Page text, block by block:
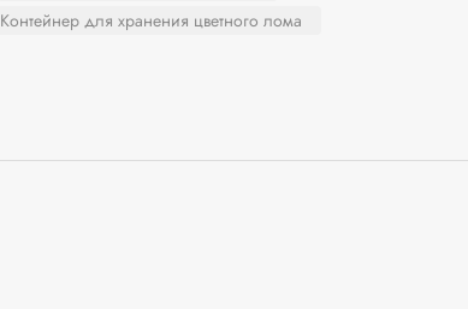
Контейнер для хранения цветного лома